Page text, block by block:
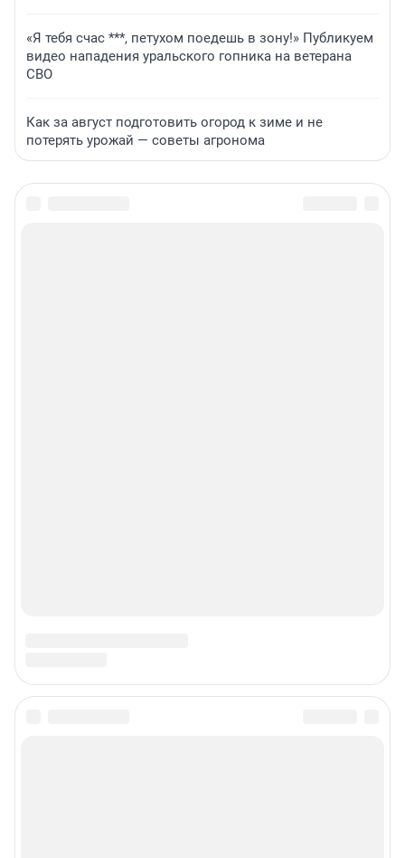
«Я тебя счас ***, петухом поедешь в зону!» Публикуем
видео нападения уральского гопника на ветерана
СВО
Как за август подготовить огород к зиме и не
потерять урожай — советы агронома